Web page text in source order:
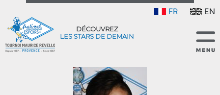
FR EN
DÉCOUVREZ
LES STARS DE DEMAIN